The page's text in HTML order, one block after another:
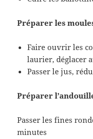
Préparer les
Faire ouvrir les
laurier, déglacer
Passer le jus,
Préparer
Passer les fines
minutes